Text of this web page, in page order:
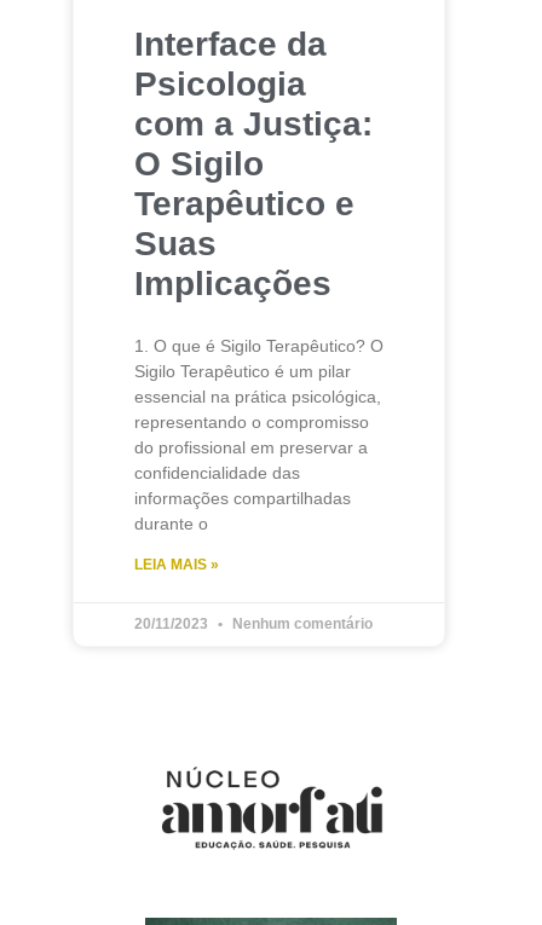
Interface da
Psicologia
com a Justiça:
O Sigilo
Terapêutico e
Suas
Implicações
1. O que é Sigilo Terapêutico? O
Sigilo Terapêutico é um pilar
essencial na prática psicológica,
representando o compromisso
do profissional em preservar a
confidencialidade das
informações compartilhadas
durante o
LEIA MAIS »
20/11/2023 Nenhum comentário